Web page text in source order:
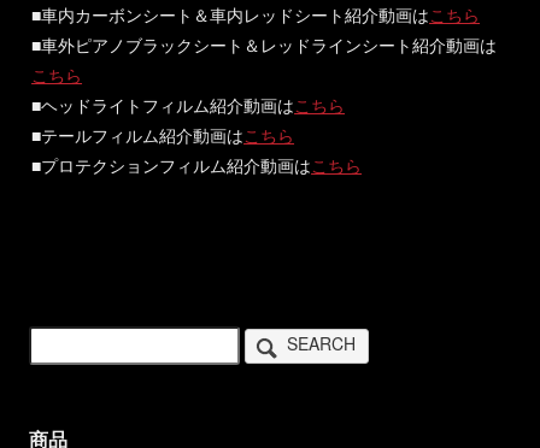
■車内カーボンシート＆車内レッドシート紹介動画はこちら
■車外ピアノブラックシート＆レッドラインシート紹介動画は
こちら
■ヘッドライトフィルム紹介動画はこちら
■テールフィルム紹介動画はこちら
■プロテクションフィルム紹介動画はこちら
SEARCH
商品